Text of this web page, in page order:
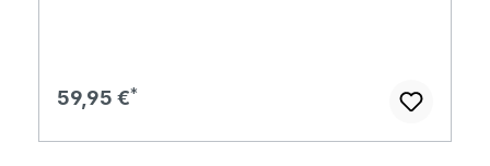
Regulärer Preis:
59,95 €